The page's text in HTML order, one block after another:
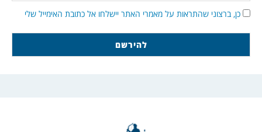
כן, ברצוני שהתראות על מאמרי האתר יישלחו אל כתובת האימייל שלי